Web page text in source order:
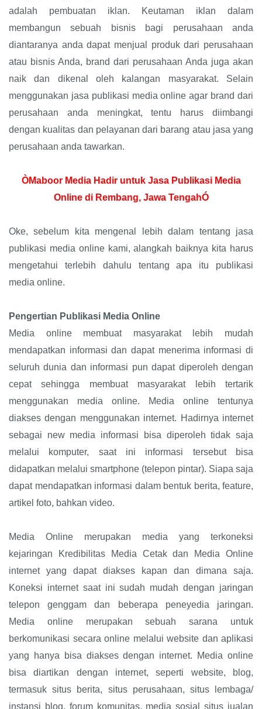
adalah pembuatan iklan. Keutaman iklan dalam
membangun sebuah bisnis bagi perusahaan anda
diantaranya anda dapat menjual produk dari perusahaan
atau bisnis Anda, brand dari perusahaan Anda juga akan
naik dan dikenal oleh kalangan masyarakat. Selain
menggunakan jasa publikasi media online agar brand dari
perusahaan anda meningkat, tentu harus diimbangi
dengan kualitas dan pelayanan dari barang atau jasa yang
perusahaan anda tawarkan.
ÒMaboor Media Hadir untuk Jasa Publikasi Media
Online di Rembang, Jawa TengahÓ
Oke, sebelum kita mengenal lebih dalam tentang jasa
publikasi media online kami, alangkah baiknya kita harus
mengetahui terlebih dahulu tentang apa itu publikasi
media online.
Pengertian Publikasi Media Online
Media online membuat masyarakat lebih mudah
mendapatkan informasi dan dapat menerima informasi di
seluruh dunia dan informasi pun dapat diperoleh dengan
cepat sehingga membuat masyarakat lebih tertarik
menggunakan media online. Media online tentunya
diakses dengan menggunakan internet. Hadirnya internet
sebagai new media informasi bisa diperoleh tidak saja
melalui komputer, saat ini informasi tersebut bisa
didapatkan melalui smartphone (telepon pintar). Siapa saja
dapat mendapatkan informasi dalam bentuk berita, feature,
artikel foto, bahkan video.
Media Online merupakan media yang terkoneksi
kejaringan Kredibilitas Media Cetak dan Media Online
internet yang dapat diakses kapan dan dimana saja.
Koneksi internet saat ini sudah mudah dengan jaringan
telepon genggam dan beberapa peneyedia jaringan.
Media online merupakan sebuah sarana untuk
berkomunikasi secara online melalui website dan aplikasi
yang hanya bisa diakses dengan internet. Media online
bisa diartikan dengan internet, seperti website, blog,
termasuk situs berita, situs perusahaan, situs lembaga/
instansi blog, forum komunitas, media sosial situs jualan